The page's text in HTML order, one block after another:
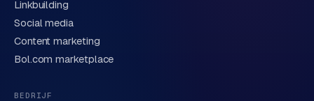
Verstuur aanvraag
We behandelen je gegevens zorgvuldig conform onze
privacyverklaring
Linkbuilding
Social media
Content marketing
Bol.com marketplace
BEDRIJF